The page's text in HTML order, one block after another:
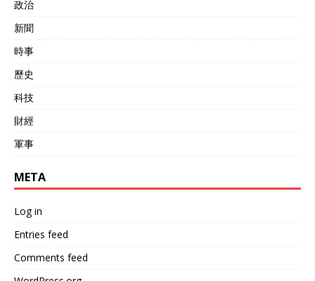
政治
新聞
時事
歷史
科技
財經
軍事
META
Log in
Entries feed
Comments feed